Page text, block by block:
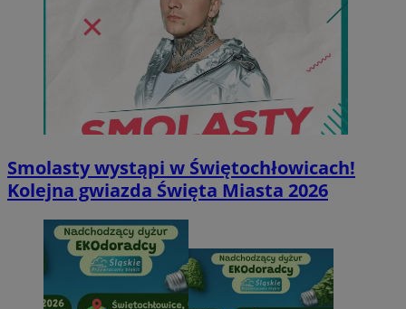
Smolasty wystąpi w Świętochłowicach!
Kolejna gwiazda Święta Miasta 2026